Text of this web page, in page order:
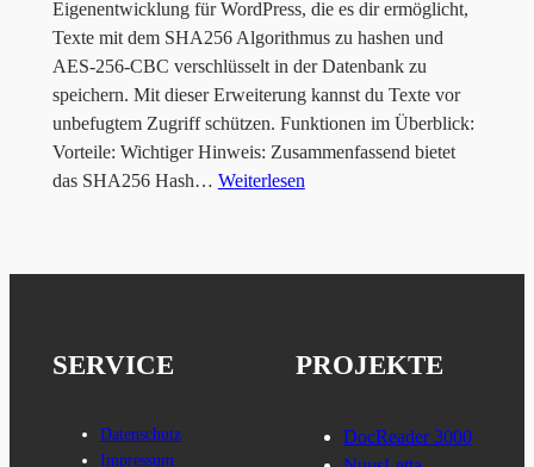
Eigenentwicklung für WordPress, die es dir ermöglicht,
Texte mit dem SHA256 Algorithmus zu hashen und
AES-256-CBC verschlüsselt in der Datenbank zu
speichern. Mit dieser Erweiterung kannst du Texte vor
unbefugtem Zugriff schützen. Funktionen im Überblick:
Vorteile: Wichtiger Hinweis: Zusammenfassend bietet
das SHA256 Hash… Weiterlesen
SERVICE
Datenschutz
Impressum
PROJEKTE
DocReader 3000